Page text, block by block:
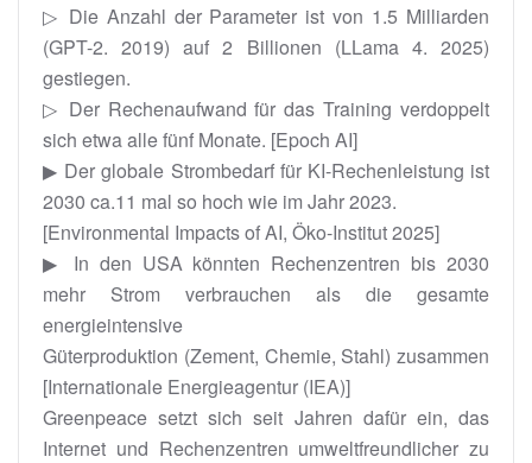
▷ Die Anzahl der Parameter ist von 1.5 Milliarden
(GPT-2. 2019) auf 2 Billionen (LLama 4. 2025)
gestiegen.
▷ Der Rechenaufwand für das Training verdoppelt
sich etwa alle fünf Monate. [Epoch AI]
▶ Der globale Strombedarf für KI-Rechenleistung ist
2030 ca.11 mal so hoch wie im Jahr 2023.
[Environmental Impacts of AI, Öko-Institut 2025]
▶ In den USA könnten Rechenzentren bis 2030
mehr Strom verbrauchen als die gesamte
energieintensive
Güterproduktion (Zement, Chemie, Stahl) zusammen
[Internationale Energieagentur (IEA)]
Greenpeace setzt sich seit Jahren dafür ein, das
Internet und Rechenzentren umweltfreundlicher zu